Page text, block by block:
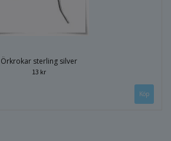
Örkrokar sterling silver
13 kr